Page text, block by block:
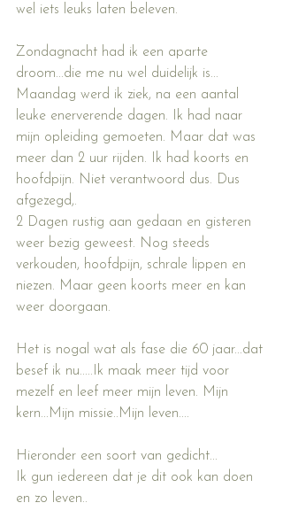
wel iets leuks laten beleven.
Zondagnacht had ik een aparte
droom...die me nu wel duidelijk is...
Maandag werd ik ziek, na een aantal
leuke enerverende dagen. Ik had naar
mijn opleiding gemoeten. Maar dat was
meer dan 2 uur rijden. Ik had koorts en
hoofdpijn. Niet verantwoord dus. Dus
afgezegd,.
2 Dagen rustig aan gedaan en gisteren
weer bezig geweest. Nog steeds
verkouden, hoofdpijn, schrale lippen en
niezen. Maar geen koorts meer en kan
weer doorgaan.
Het is nogal wat als fase die 60 jaar...dat
besef ik nu.....Ik maak meer tijd voor
mezelf en leef meer mijn leven. Mijn
kern...Mijn missie..Mijn leven....
Hieronder een soort van gedicht...
Ik gun iedereen dat je dit ook kan doen
en zo leven..